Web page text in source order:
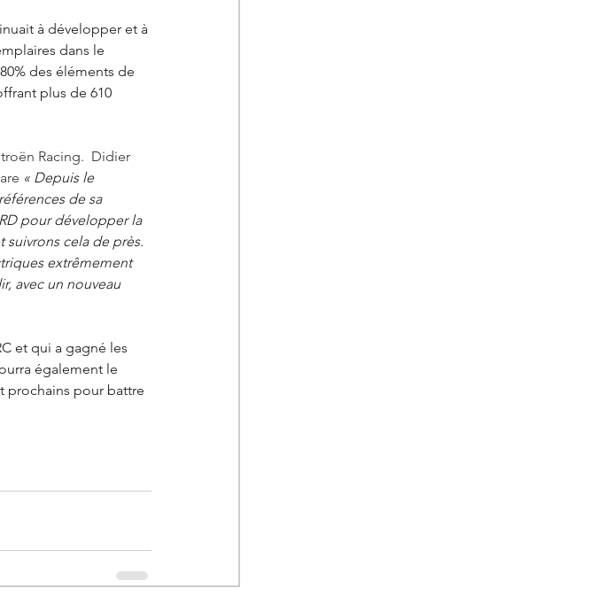
à développer et à
dans le
des éléments de
plus de 610
Racing.  Didier
« Depuis le
de sa
pour développer la
suivrons cela de près.
extrêmement
avec un nouveau
et qui a gagné les
également le
prochains pour battre